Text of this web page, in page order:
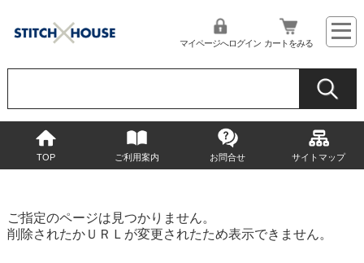
マイページへログイン カートをみる
TOP ご利用案内 お問合せ サイトマップ
ご指定のページは見つかりません。
削除されたかＵＲＬが変更されたため表示できません。